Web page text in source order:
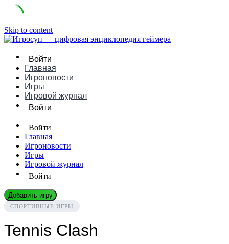
Skip to content
Войти
Главная
Игроновости
Игры
Игровой журнал
Войти
Войти
Главная
Игроновости
Игры
Игровой журнал
Войти
Добавить игру
СПОРТИВНЫЕ ИГРЫ
Tennis Clash